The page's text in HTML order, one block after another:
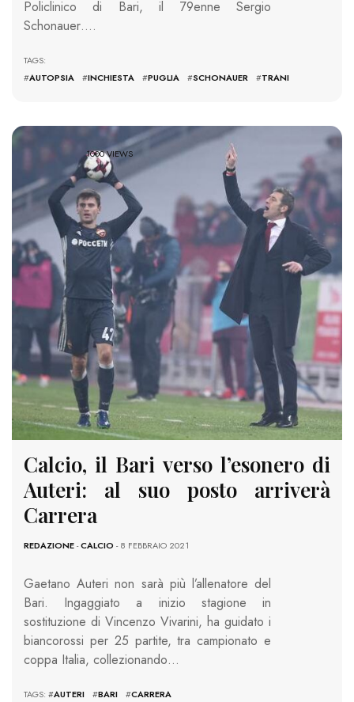
Policlinico di Bari, il 79enne Sergio
Schonauer….
TAGS:
#AUTOPSIA #INCHIESTA #PUGLIA #SCHONAUER #TRANI
1000 VIEWS
Calcio, il Bari verso l’esonero di
Auteri: al suo posto arriverà
Carrera
REDAZIONE-CALCIO - 8 FEBBRAIO 2021
Gaetano Auteri non sarà più l’allenatore del
Bari. Ingaggiato a inizio stagione in
sostituzione di Vincenzo Vivarini, ha guidato i
biancorossi per 25 partite, tra campionato e
coppa Italia, collezionando…
TAGS: #AUTERI #BARI #CARRERA